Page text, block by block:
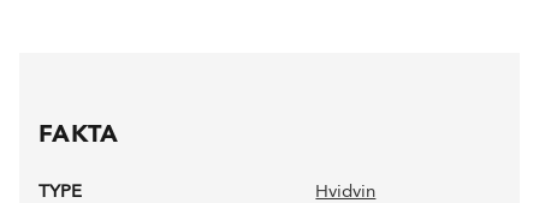
FAKTA
TYPE
Hvidvin